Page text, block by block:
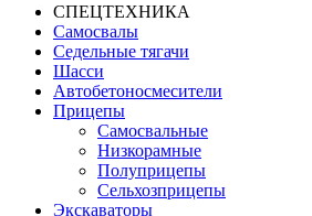
СПЕЦТЕХНИКА
Самосвалы
Седельные тягачи
Шасси
Автобетоно­смесители
Прицепы
Самосвальные
Низкорамные
Полуприцепы
Сельхозприцепы
Экскаваторы